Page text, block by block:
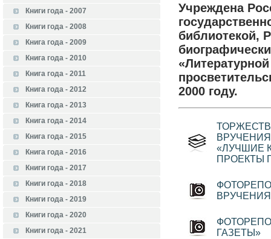
Книги года - 2007
Книги года - 2008
Книга года - 2009
Книга года - 2010
Книга года - 2011
Книга года - 2012
Книга года - 2013
Книга года - 2014
Книга года - 2015
Книга года - 2016
Книги года - 2017
Книги года - 2018
Книги года - 2019
Книги года - 2020
Книги года - 2021
Учреждена
библиотекой,
2000 году.
«ЛУЧШИЕ
ПРОЕКТЫ
ГАЗЕТЫ»